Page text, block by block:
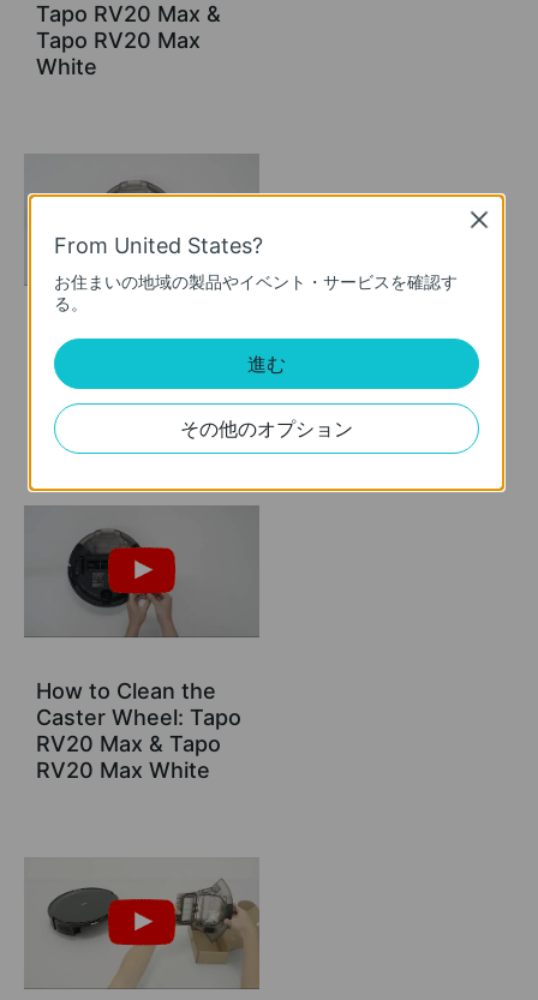
Tapo RV20 Max &
Tapo RV20 Max
White
How to Clean Main
Wheels: Tapo RV20
Max & Tapo RV20
Max White
How to Clean the
Caster Wheel: Tapo
RV20 Max & Tapo
RV20 Max White
From United States?
お住まいの地域の製品やイベント・サービスを確認す
る。
進む
その他のオプション
Close